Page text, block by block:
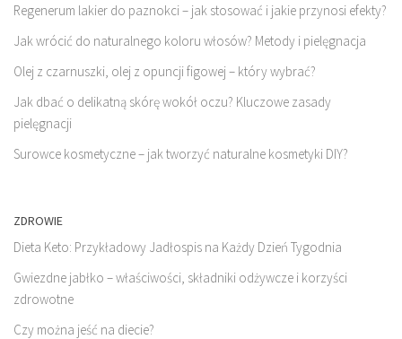
Regenerum lakier do paznokci – jak stosować i jakie przynosi efekty?
Jak wrócić do naturalnego koloru włosów? Metody i pielęgnacja
Olej z czarnuszki, olej z opuncji figowej – który wybrać?
Jak dbać o delikatną skórę wokół oczu? Kluczowe zasady
pielęgnacji
Surowce kosmetyczne – jak tworzyć naturalne kosmetyki DIY?
ZDROWIE
Dieta Keto: Przykładowy Jadłospis na Każdy Dzień Tygodnia
Gwiezdne jabłko – właściwości, składniki odżywcze i korzyści
zdrowotne
Czy można jeść na diecie?